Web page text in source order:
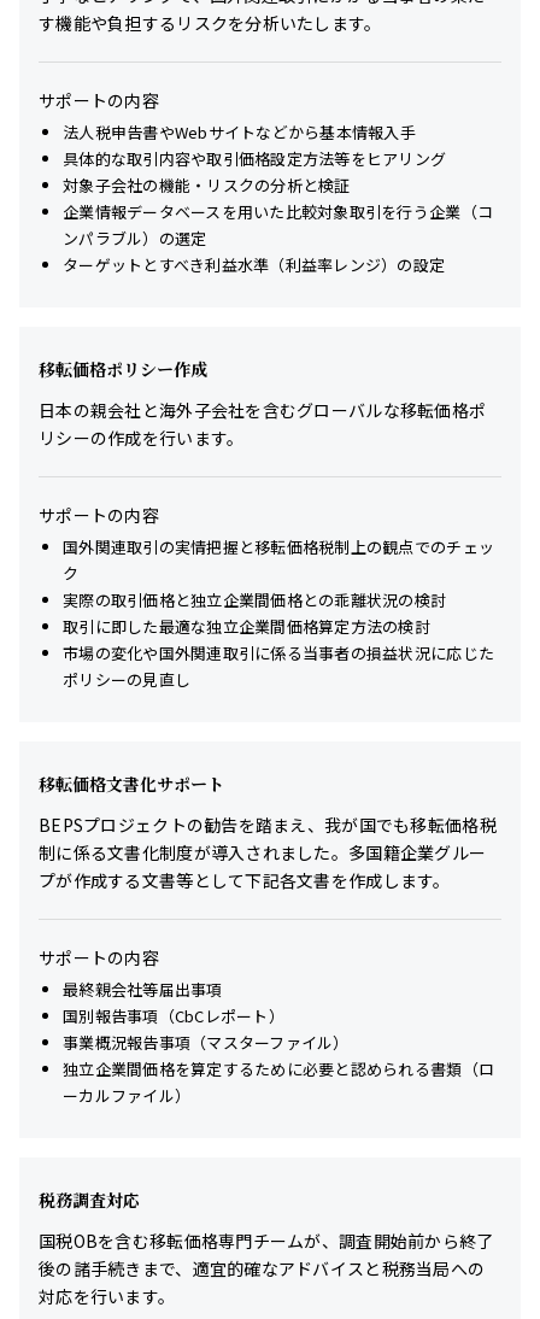
す機能や負担するリスクを分析いたします。
サポートの内容
法人税申告書やWebサイトなどから基本情報入手
具体的な取引内容や取引価格設定方法等をヒアリング
対象子会社の機能・リスクの分析と検証
企業情報データベースを用いた比較対象取引を行う企業（コ
ンパラブル）の選定
ターゲットとすべき利益水準（利益率レンジ）の設定
移転価格ポリシー作成
日本の親会社と海外子会社を含むグローバルな移転価格ポ
リシーの作成を行います。
サポートの内容
国外関連取引の実情把握と移転価格税制上の観点でのチェッ
ク
実際の取引価格と独立企業間価格との乖離状況の検討
取引に即した最適な独立企業間価格算定方法の検討
市場の変化や国外関連取引に係る当事者の損益状況に応じた
ポリシーの見直し
移転価格文書化サポート
BEPSプロジェクトの勧告を踏まえ、我が国でも移転価格税
制に係る文書化制度が導入されました。多国籍企業グルー
プが作成する文書等として下記各文書を作成します。
サポートの内容
最終親会社等届出事項
国別報告事項（CbCレポート）
事業概況報告事項（マスターファイル）
独立企業間価格を算定するために必要と認められる書類（ロ
ーカルファイル）
税務調査対応
国税OBを含む移転価格専門チームが、調査開始前から終了
後の諸手続きまで、適宜的確なアドバイスと税務当局への
対応を行います。